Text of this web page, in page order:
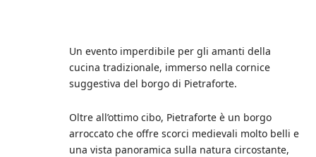
Un evento imperdibile per gli amanti della
cucina tradizionale, immerso nella cornice
suggestiva del borgo di Pietraforte.
Oltre all’ottimo cibo, Pietraforte è un borgo
arroccato che offre scorci medievali molto belli e
una vista panoramica sulla natura circostante,